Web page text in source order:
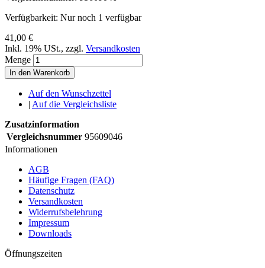
Verfügbarkeit: Nur noch 1 verfügbar
41,00 €
Inkl. 19% USt., zzgl. Versandkosten
Menge
In den Warenkorb
Auf den Wunschzettel
| Auf die Vergleichsliste
Zusatzinformation
Vergleichsnummer 95609046
Informationen
AGB
Häufige Fragen (FAQ)
Datenschutz
Versandkosten
Widerrufsbelehrung
Impressum
Downloads
Öffnungszeiten